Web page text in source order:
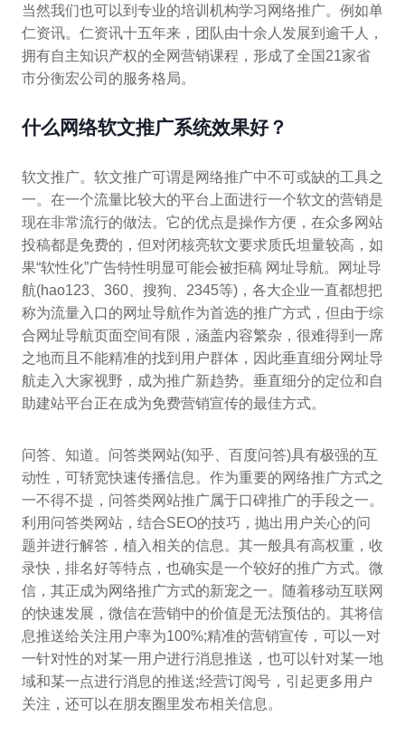
当然我们也可以到专业的培训机构学习网络推广。例如单
仁资讯。仁资讯十五年来，团队由十余人发展到逾千人，
拥有自主知识产权的全网营销课程，形成了全国21家省
市分衡宏公司的服务格局。
什么网络软文推广系统效果好？
软文推广。软文推广可谓是网络推广中不可或缺的工具之
一。在一个流量比较大的平台上面进行一个软文的营销是
现在非常流行的做法。它的优点是操作方便，在众多网站
投稿都是免费的，但对闭核亮软文要求质氏坦量较高，如
果“软性化”广告特性明显可能会被拒稿 网址导航。网址导
航(hao123、360、搜狗、2345等)，各大企业一直都想把
称为流量入口的网址导航作为首选的推广方式，但由于综
合网址导航页面空间有限，涵盖内容繁杂，很难得到一席
之地而且不能精准的找到用户群体，因此垂直细分网址导
航走入大家视野，成为推广新趋势。垂直细分的定位和自
助建站平台正在成为免费营销宣传的最佳方式。
问答、知道。问答类网站(知乎、百度问答)具有极强的互
动性，可轿宽快速传播信息。作为重要的网络推广方式之
一不得不提，问答类网站推广属于口碑推广的手段之一。
利用问答类网站，结合SEO的技巧，抛出用户关心的问
题并进行解答，植入相关的信息。其一般具有高权重，收
录快，排名好等特点，也确实是一个较好的推广方式。微
信，其正成为网络推广方式的新宠之一。随着移动互联网
的快速发展，微信在营销中的价值是无法预估的。其将信
息推送给关注用户率为100%;精准的营销宣传，可以一对
一针对性的对某一用户进行消息推送，也可以针对某一地
域和某一点进行消息的推送;经营订阅号，引起更多用户
关注，还可以在朋友圈里发布相关信息。